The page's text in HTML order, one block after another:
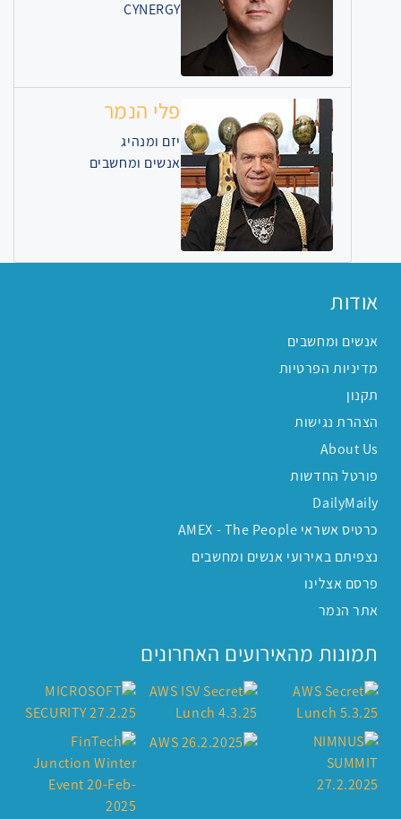
CYNERGY
פלי הנמר
יזם ומנהיג
אנשים ומחשבים
אודות
אנשים ומחשבים
מדיניות הפרטיות
תקנון
הצהרת נגישות
About Us
פורטל החדשות
DailyMaily
כרטיס אשראי AMEX - The People
נצפיתם באירועי אנשים ומחשבים
פרסם אצלינו
אתר הנמר
תמונות מהאירועים האחרונים